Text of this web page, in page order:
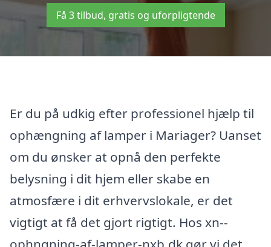
Få 3 tilbud, gratis og uforpligtende
Er du på udkig efter professionel hjælp til
ophængning af lamper i Mariager? Uanset
om du ønsker at opnå den perfekte
belysning i dit hjem eller skabe en
atmosfære i dit erhvervslokale, er det
vigtigt at få det gjort rigtigt. Hos xn--